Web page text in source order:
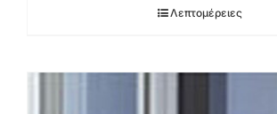
Λεπτομέρειες